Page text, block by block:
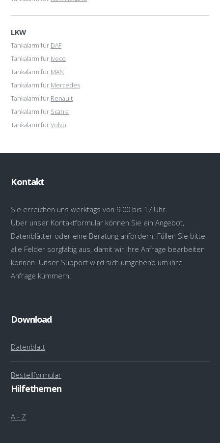
LKW
Tankalarm für DAF
Tankalarm für Iveco
Tankalarm für MAN
Tankalarm für Mercedes
Tankalarm für Renault
Tankalarm für Scania
Tankalarm fürVolvo
Kontakt
Sie erreichen uns werktags von 9.00 bis 17 Uhr.
Über unser Kontaktformular können Sie ein Angebot,
Datenblätter oder eine Beratung anfordern. Füllen Sie bitte
alle Felder sorgfältig aus, damit wir Ihre Anfrage bearbeiten
können. Unser Support wird sich umgehend um ihre
Anfrage kümmern.
Download
Datenblatt
Bestellformular
Hilfethemen
A - Z